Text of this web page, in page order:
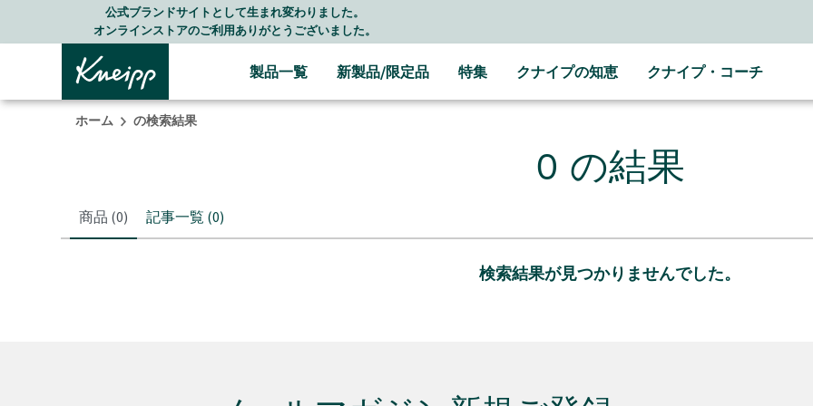
Skip to main content
Skip to footer content公式ブランドサイトとして生まれ変わりました。
オンラインストアのご利用ありがとうございました。
製品一覧 新製品/限定品 特集 クナイプの知恵 クナイプ・コーチ
ホーム の検索結果
0 の結果
商品 (0) 記事一覧 (0)
検索結果が見つかりませんでした。